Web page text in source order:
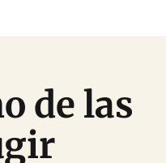
de las